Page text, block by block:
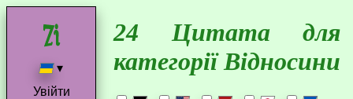
▾
Увійти
24 Цитата для
категорії Відносини